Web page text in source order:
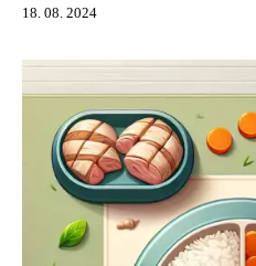
18. 08. 2024